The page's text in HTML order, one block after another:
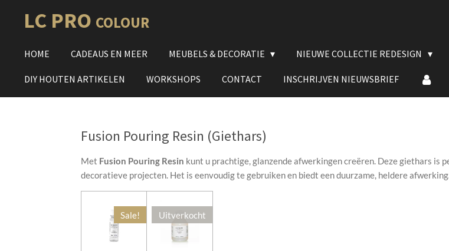
directLC PRO COLOUR
HOME CADEAUS EN MEER MEUBELS & DECORATIE NIEUWE COLLECTIE REDESIGN
DIY HOUTEN ARTIKELEN WORKSHOPS CONTACT INSCHRIJVEN NIEUWSBRIEF
Fusion Pouring Resin (Giethars)
Met Fusion Pouring Resin kunt u prachtige, glanzende afwerkingen creëren. Deze giethars is
decoratieve projecten. Het is eenvoudig te gebruiken en biedt een duurzame, heldere
Sale! Uitverkocht